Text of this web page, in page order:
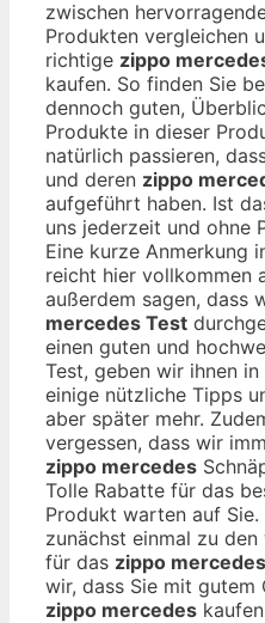
zwischen
Produkten vergleichen
richtige zippo
kaufen. So finden Sie
dennoch guten,
Produkte in dieser
natürlich passieren,
und deren zippo
aufgeführt haben. Ist
uns jederzeit und ohne
Eine kurze Anmerkung
reicht hier vollkommen
außerdem sagen, dass
mercedes Test
einen guten und
Test, geben wir ihnen
einige nützliche Tipps
aber später mehr.
vergessen, dass wir
zippo mercedes
Tolle Rabatte für das
Produkt warten auf
zunächst einmal zu
für das zippo mercedes
wir, dass Sie mit gutem
zippo mercedes